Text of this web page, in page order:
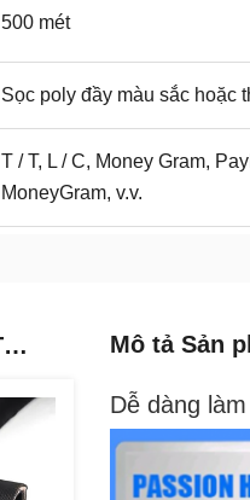
500 mét
Sọc poly đầy màu sắc hoặc
T / T, L / C, Money Gram,
MoneyGram, v.v.
NHỮNG SẢM PHẨM TƯƠNG TỰ Mô tả Sản
Dễ dàng